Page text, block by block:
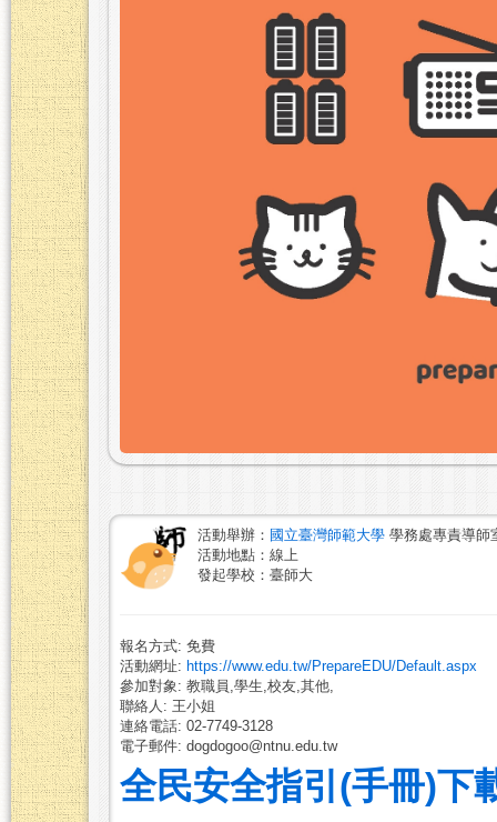
活動舉辦： 國立臺灣師範大學 學務處專責導師
活動地點：線上
發起學校：臺師大
報名方式: 免費
活動網址: https://www.edu.tw/PrepareEDU/Default.aspx
參加對象: 教職員,學生,校友,其他,
聯絡人: 王小姐
連絡電話: 02-7749-3128
電子郵件: dogdogoo@ntnu.edu.tw
全民安全指引(手冊)下